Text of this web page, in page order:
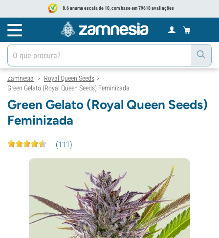
8.6 anuma escala de 10, com base em 79618 avaliações
Zamnesia > Royal Queen Seeds >
Green Gelato (Royal Queen Seeds) Feminizada
Green Gelato (Royal Queen Seeds)
Feminizada
(111)